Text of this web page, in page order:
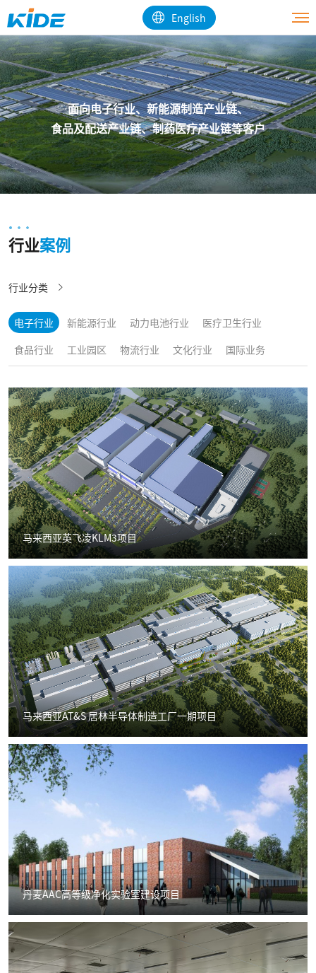
English
面向电子行业、新能源制造产业链、
食品及配送产业链、制药医疗产业链等客户
行业案例
行业分类
电子行业 新能源行业 动力电池行业
医疗卫生行业
食品行业
工业园区 物流行业 文化行业 国际业务
马来西亚英飞凌KLM3项目
马来西亚AT&S 居林半导体制造工厂一期项目
丹麦AAC高等级净化实验室建设项目